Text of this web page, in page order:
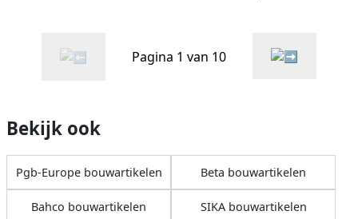
Pagina 1 van 10
Bekijk ook
Pgb-Europe bouwartikelen Beta bouwartikelen
Bahco bouwartikelen SIKA bouwartikelen